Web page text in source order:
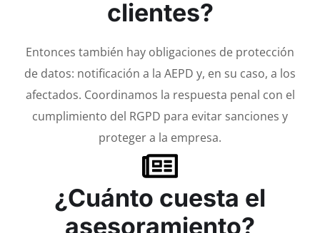
clientes?
Entonces también hay obligaciones de protección
de datos: notificación a la AEPD y, en su caso, a los
afectados. Coordinamos la respuesta penal con el
cumplimiento del RGPD para evitar sanciones y
proteger a la empresa.
¿Cuánto cuesta el
asesoramiento?